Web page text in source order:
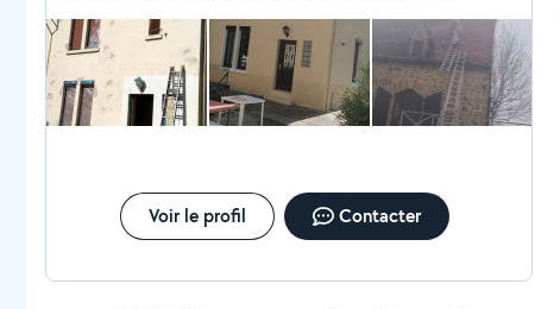
Voir le profil Contacter